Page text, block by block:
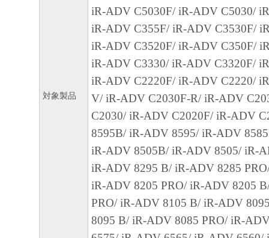
キヤノンのライセンサー、キヤノンの子会
関連会社、それらの販売代理店または販売
の可能性について知らされていた場合でも
(3) キヤノン、キヤノンのライセンサー、
社、キヤノンの関連会社、それらの販売代
店のいずれも、「本ソフトウェア」、また
ェア」の使用に起因または関連してお客様
に生じたいかなる紛争についても、一切責
のとします。
８．契約期間
(1) 本契約書は、お客様が、『同意』を示
クリックした時点、または「本ソフトウェ
対象製品
iR-ADV C5030F/ iR-ADV C5030/
iR-ADV C355F/ iR-ADV C3530F/
iR-ADV C3520F/ iR-ADV C350F/
iR-ADV C3330/ iR-ADV C3320F/
iR-ADV C2220F/ iR-ADV C2220/
V/ iR-ADV C2030F-R/ iR-ADV
C2030/ iR-ADV C2020F/ iR-ADV
8595B/ iR-ADV 8595/ iR-ADV
iR-ADV 8505B/ iR-ADV 8505/ iR-
iR-ADV 8295 B/ iR-ADV 8285
iR-ADV 8205 PRO/ iR-ADV 8205
PRO/ iR-ADV 8105 B/ iR-ADV
8095 B/ iR-ADV 8085 PRO/ iR-